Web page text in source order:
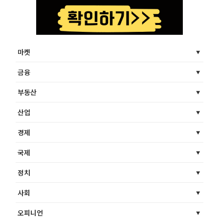
마켓
금융
부동산
산업
경제
국제
정치
사회
오피니언